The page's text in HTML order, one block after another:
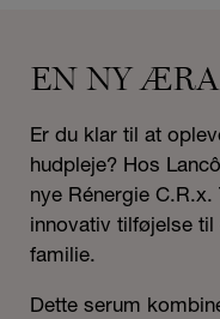
EN NY ÆRA
Er du klar til at
hudpleje? Hos
nye Rénergie
innovativ tilføjelse
familie.
Dette serum